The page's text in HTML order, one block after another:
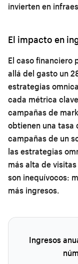
invierten en
El impacto en
El caso financiero
allá del gasto un
estrategias
cada métrica
campañas de
obtienen una tasa
campañas de un
las estrategias
más alta de
son inequívocos:
más ingresos.
Ingresos